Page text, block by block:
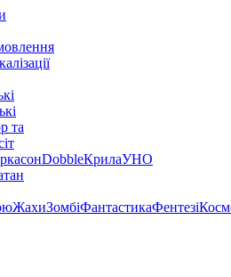
та
DobbleКрилаУНО
ЖахиЗомбіФантастикаФентезі